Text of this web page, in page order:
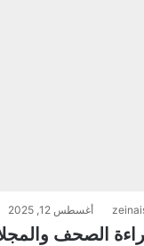
أغسطس 12, 2025
الصحف